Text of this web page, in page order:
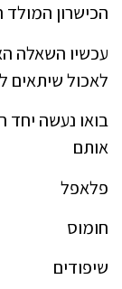
הכישרון
עכשיו השאלה
לאכול שיתאים
בואו נעשה יחד
אותם
פלאפל
חומוס
שיפודים